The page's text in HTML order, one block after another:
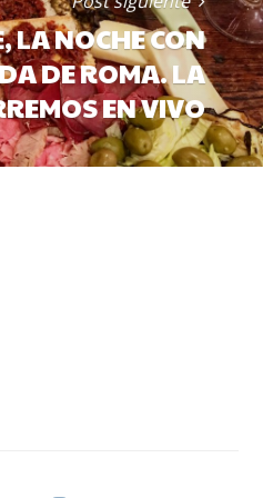
LA NOCHE CON
DE ROMA. LA
EN VIVO